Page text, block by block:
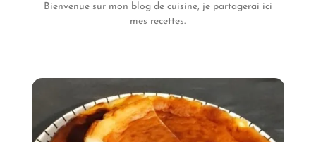
Bienvenue sur mon blog de cuisine, je partagerai ici
mes recettes.